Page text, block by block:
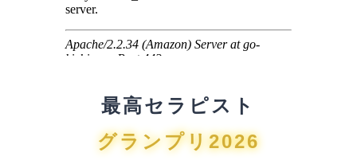
最高セラピスト
グランプリ2026